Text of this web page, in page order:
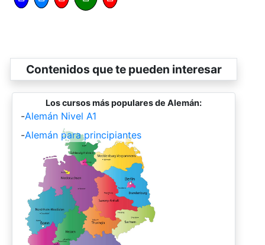
Contenidos que te pueden interesar
Los cursos más populares de Alemán:
-Alemán Nivel A1
-Alemán para principiantes